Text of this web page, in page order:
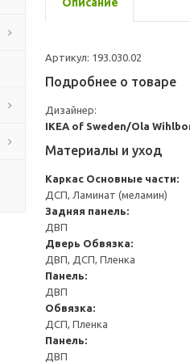
Артикул: 193.030.02
Подробнее о товаре
Дизайнер:
IKEA of Sweden/Ola
Материалы и уход
Каркас Основные части:
ДСП, Ламинат (меламин)
Задняя панель:
ДВП
Дверь Обвязка:
ДВП, ДСП, Пленка
Панель:
ДВП
Обвязка:
ДСП, Пленка
Панель:
ДВП